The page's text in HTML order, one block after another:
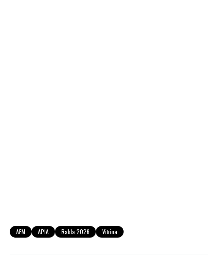
AFM APIA Rabla 2026 Vitrina